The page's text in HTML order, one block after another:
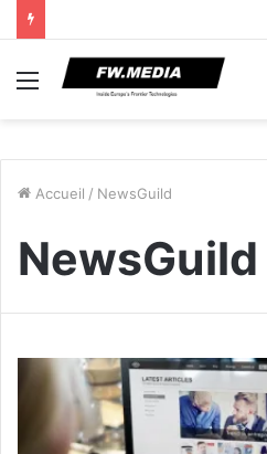
Menu
Accueil / NewsGuild
NewsGuild